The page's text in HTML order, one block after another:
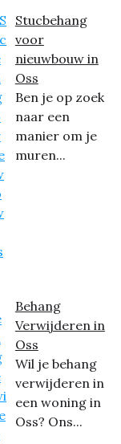
Stucbehang
voor
nieuwbouw in
Oss
Ben je op zoek
naar een
manier om je
muren...
Behang
Verwijderen in
Oss
Wil je behang
verwijderen in
een woning in
Oss? Ons...